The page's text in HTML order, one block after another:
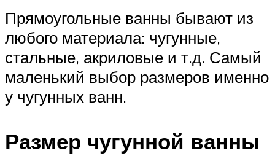
Прямоугольные ванны бывают из
любого материала: чугунные,
стальные, акриловые и т.д. Самый
маленький выбор размеров именно
у чугунных ванн.
Размер чугунной ванны